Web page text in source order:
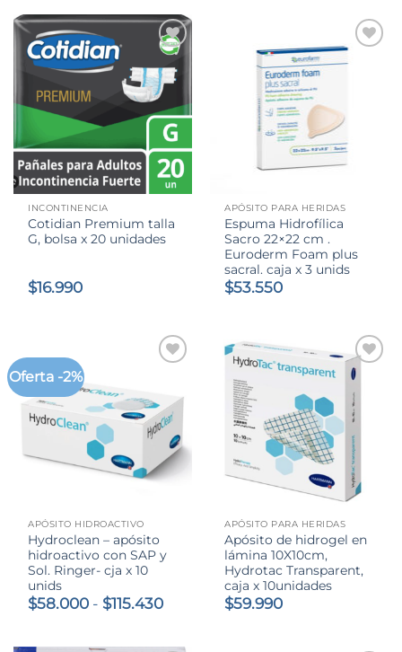
es:
$13.489.
INCONTINENCIA
Cotidian Premium talla
G, bolsa x 20 unidades
$16.990
APÓSITO PARA HERIDAS
Espuma Hidrofílica
Sacro 22×22 cm .
Euroderm Foam plus
sacral. caja x 3 unids
$53.550
Oferta -2%
APÓSITO HIDROACTIVO
Hydroclean – apósito
hidroactivo con SAP y
Sol. Ringer- cja x 10
unids
$58.000 - $115.430Rango
APÓSITO PARA HERIDAS
Apósito de hidrogel en
lámina 10X10cm,
Hydrotac Transparent,
caja x 10unidades
$59.990